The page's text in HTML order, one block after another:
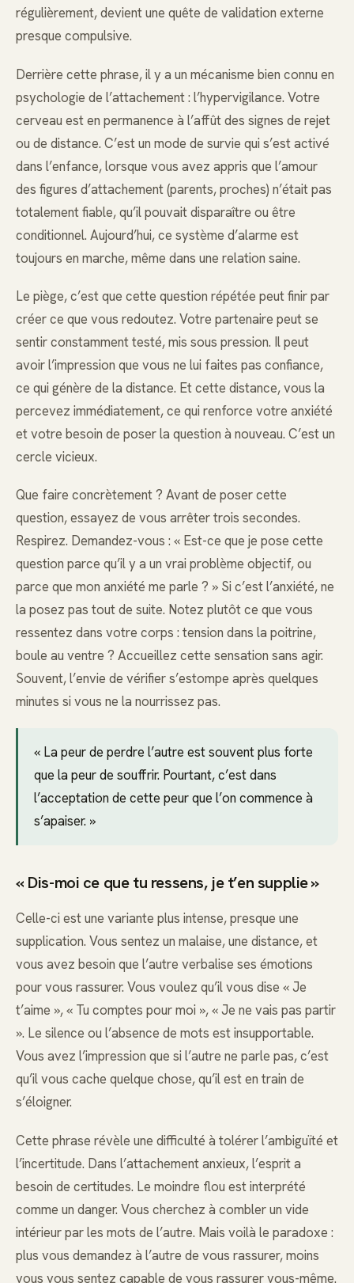
régulièrement, devient une quête de validation externe
presque compulsive.
Derrière cette phrase, il y a un mécanisme bien connu en
psychologie de l’attachement : l’hypervigilance. Votre
cerveau est en permanence à l’affût des signes de rejet
ou de distance. C’est un mode de survie qui s’est activé
dans l’enfance, lorsque vous avez appris que l’amour
des figures d’attachement (parents, proches) n’était pas
totalement fiable, qu’il pouvait disparaître ou être
conditionnel. Aujourd’hui, ce système d’alarme est
toujours en marche, même dans une relation saine.
Le piège, c’est que cette question répétée peut finir par
créer ce que vous redoutez. Votre partenaire peut se
sentir constamment testé, mis sous pression. Il peut
avoir l’impression que vous ne lui faites pas confiance,
ce qui génère de la distance. Et cette distance, vous la
percevez immédiatement, ce qui renforce votre anxiété
et votre besoin de poser la question à nouveau. C’est un
cercle vicieux.
Que faire concrètement ? Avant de poser cette
question, essayez de vous arrêter trois secondes.
Respirez. Demandez-vous : « Est-ce que je pose cette
question parce qu’il y a un vrai problème objectif, ou
parce que mon anxiété me parle ? » Si c’est l’anxiété, ne
la posez pas tout de suite. Notez plutôt ce que vous
ressentez dans votre corps : tension dans la poitrine,
boule au ventre ? Accueillez cette sensation sans agir.
Souvent, l’envie de vérifier s’estompe après quelques
minutes si vous ne la nourrissez pas.
« La peur de perdre l’autre est souvent plus forte
que la peur de souffrir. Pourtant, c’est dans
l’acceptation de cette peur que l’on commence à
s’apaiser. »
« Dis-moi ce que tu ressens, je t’en supplie »
Celle-ci est une variante plus intense, presque une
supplication. Vous sentez un malaise, une distance, et
vous avez besoin que l’autre verbalise ses émotions
pour vous rassurer. Vous voulez qu’il vous dise « Je
t’aime », « Tu comptes pour moi », « Je ne vais pas partir
». Le silence ou l’absence de mots est insupportable.
Vous avez l’impression que si l’autre ne parle pas, c’est
qu’il vous cache quelque chose, qu’il est en train de
s’éloigner.
Cette phrase révèle une difficulté à tolérer l’ambiguïté et
l’incertitude. Dans l’attachement anxieux, l’esprit a
besoin de certitudes. Le moindre flou est interprété
comme un danger. Vous cherchez à combler un vide
intérieur par les mots de l’autre. Mais voilà le paradoxe :
plus vous demandez à l’autre de vous rassurer, moins
vous vous sentez capable de vous rassurer vous-même.